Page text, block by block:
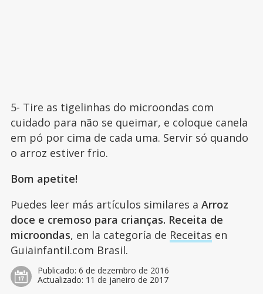
5- Tire as tigelinhas do microondas com
cuidado para não se queimar, e coloque canela
em pó por cima de cada uma. Servir só quando
o arroz estiver frio.
Bom apetite!
Puedes leer más artículos similares a Arroz
doce e cremoso para crianças. Receita de
microondas, en la categoría de Receitas en
Guiainfantil.com Brasil.
Publicado: 6 de dezembro de 2016
Actualizado: 11 de janeiro de 2017